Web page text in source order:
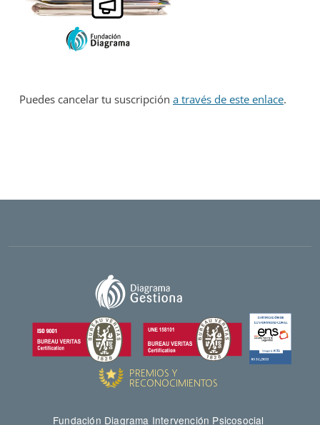
Puedes cancelar tu suscripción a través de este enlace.
Fundación Diagrama Intervención Psicosocial